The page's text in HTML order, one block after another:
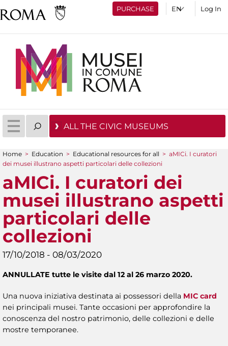
PURCHASE Log In
ALL THE CIVIC MUSEUMS
You are here
Home > Education > Educational resources for all > aMICi. I curatori
dei musei illustrano aspetti particolari delle collezioni
aMICi. I curatori dei
musei illustrano aspetti
particolari delle
collezioni
17/10/2018 - 08/03/2020
ANNULLATE tutte le visite dal 12 al 26 marzo 2020.
Una nuova iniziativa destinata ai possessori della MIC card
nei principali musei. Tante occasioni per approfondire la
conoscenza del nostro patrimonio, delle collezioni e delle
mostre temporanee.